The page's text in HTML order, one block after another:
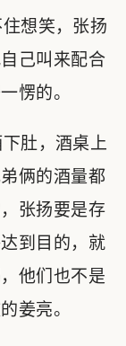
想笑，张扬
己叫来配合
愣的。
肚，酒桌上
俩的酒量都
张扬要是存
到目的，就
他们也不是
姜亮。